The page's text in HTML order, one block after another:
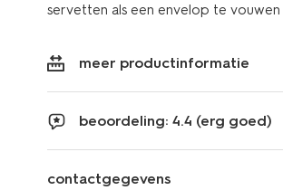
servetten als een envelop te vouwen
meer productinformatie
beoordeling: 4.4 (erg goed)
contactgegevens